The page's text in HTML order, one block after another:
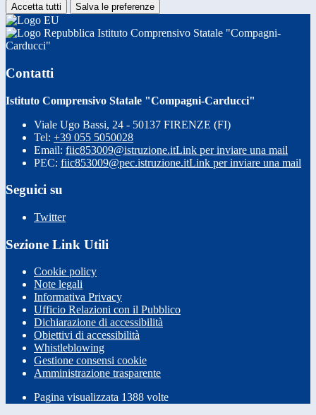
Accetta tutti Salva le preferenze
Istituto Comprensivo Statale "Compagni-
Carducci"
Contatti
Istituto Comprensivo Statale "Compagni-Carducci"
Viale Ugo Bassi, 24 - 50137 FIRENZE (FI)
Tel: +39 055 5050028
Email: fiic853009@istruzione.itLink per inviare una mail
PEC: fiic853009@pec.istruzione.itLink per inviare una mail
Seguici su
Twitter
Sezione Link Utili
Cookie policy
Note legali
Informativa Privacy
Ufficio Relazioni con il Pubblico
Dichiarazione di accessibilità
Obiettivi di accessibilità
Whistleblowing
Gestione consensi cookie
Amministrazione trasparente
Pagina visualizzata 1388 volte